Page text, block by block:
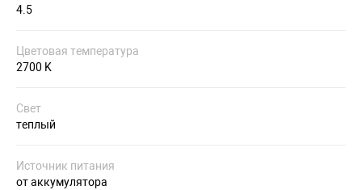
4.5
Цветовая температура
2700 K
Свет
теплый
Источник питания
от аккумулятора